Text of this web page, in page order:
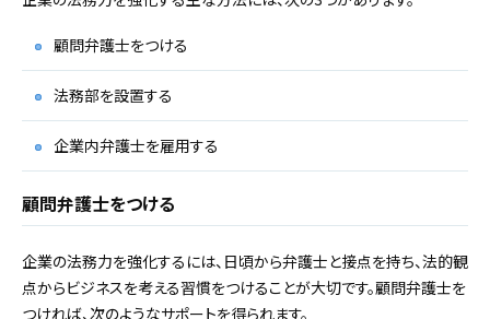
顧問弁護士をつける
法務部を設置する
企業内弁護士を雇用する
顧問弁護士をつける
企業の法務力を強化するには、日頃から弁護士と接点を持ち、法的観
点からビジネスを考える習慣をつけることが大切です。顧問弁護士を
つければ、次のようなサポートを得られます。